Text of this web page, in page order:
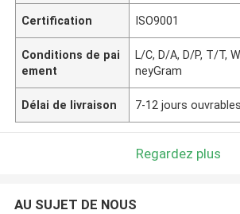
Certification ISO9001
Conditions de pai
ement
L/C, D/A, D/P, T/T,
neyGram
Délai de livraison 7-12 jours ouvrables
Regardez plus
AU SUJET DE NOUS